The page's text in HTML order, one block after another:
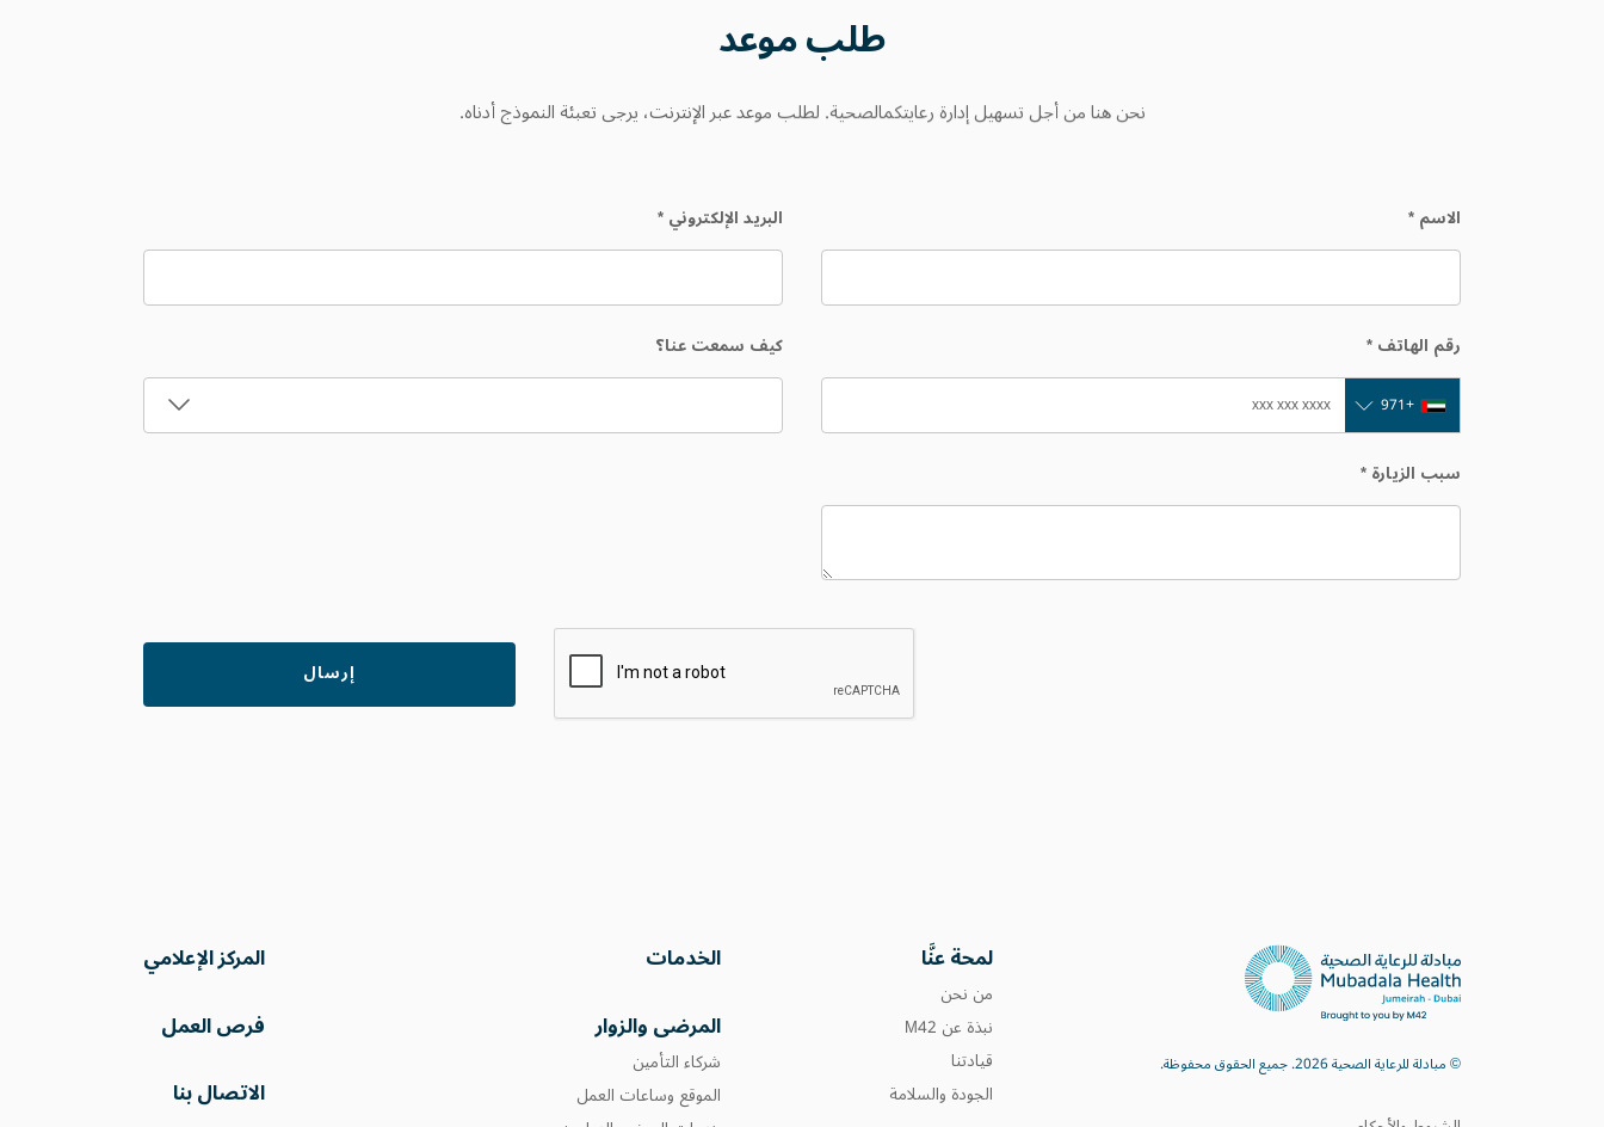
طلبموعد
نحن هنا من أجل تسهيل إدارة رعايتكمالصحية. لطلب موعد عبر الإنترنت، يرجى تعبئة النموذج أدناه.
الاسم* البريد الإلكتروني*
رقم الهاتف*
+971
كيف سمعت عنا؟
سبب الزيارة*
© مبادلة للرعاية الصحية 2026. جميع الحقوق محفوظة.
لمحة عنَّا
من نحن
نبذة عن M42
قيادتنا
الجودة والسلامة
الخدمات
المرضى والزوار
شركاء التأمين
الموقع وساعات العمل
المركز الإعلامي
فرص العمل
الاتصال بنا